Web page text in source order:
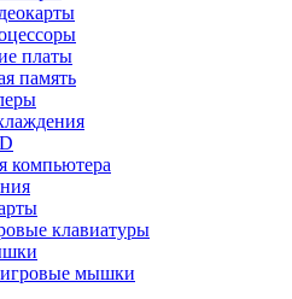
платы
память
компьютера
клавиатуры
мышки